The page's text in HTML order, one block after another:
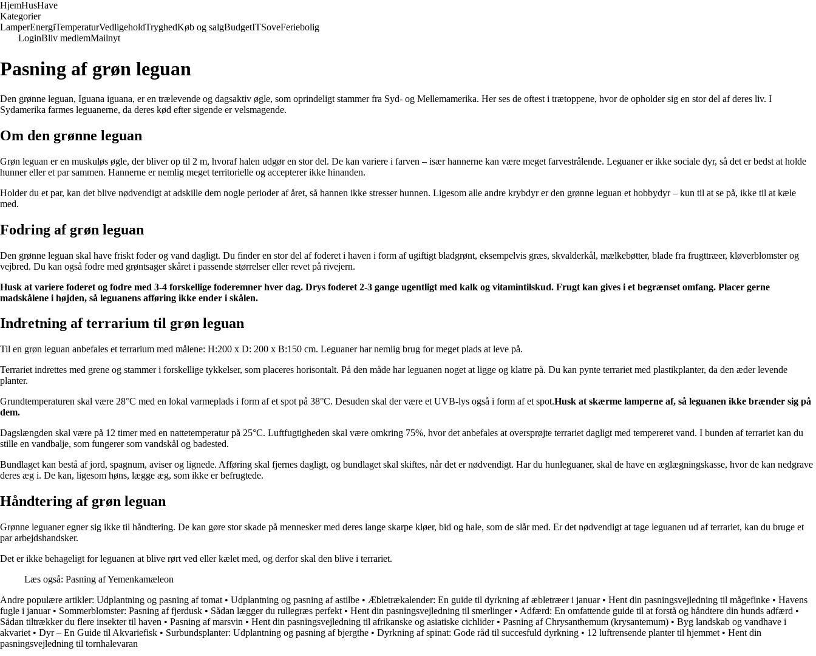
HjemHusHave
Kategorier
LamperEnergiTemperaturVedligeholdTryghedKøb og salgBudgetITSoveFeriebolig
LoginBliv medlemMailnyt
Pasning af grøn leguan
Den grønne leguan, Iguana iguana, er en trælevende og dagsaktiv øgle, som oprindeligt stammer fra Syd- og Mellemamerika. Her ses de oftest i trætoppene, hvor de opholder sig en stor del af deres liv. I
Sydamerika farmes leguanerne, da deres kød efter sigende er velsmagende.
Om den grønne leguan
Grøn leguan er en muskuløs øgle, der bliver op til 2 m, hvoraf halen udgør en stor del. De kan variere i farven – især hannerne kan være meget farvestrålende. Leguaner er ikke sociale dyr, så det er bedst at holde
hunner eller et par sammen. Hannerne er nemlig meget territorielle og accepterer ikke hinanden.
Holder du et par, kan det blive nødvendigt at adskille dem nogle perioder af året, så hannen ikke stresser hunnen. Ligesom alle andre krybdyr er den grønne leguan et hobbydyr – kun til at se på, ikke til at kæle
med.
Fodring af grøn leguan
Den grønne leguan skal have friskt foder og vand dagligt. Du finder en stor del af foderet i haven i form af ugiftigt bladgrønt, eksempelvis græs, skvalderkål, mælkebøtter, blade fra frugttræer, kløverblomster og
vejbred. Du kan også fodre med grøntsager skåret i passende størrelser eller revet på rivejern.
Husk at variere foderet og fodre med 3-4 forskellige foderemner hver dag. Drys foderet 2-3 gange ugentligt med kalk og vitamintilskud. Frugt kan gives i et begrænset omfang. Placer gerne
madskålene i højden, så leguanens afføring ikke ender i skålen.
Indretning af terrarium til grøn leguan
Til en grøn leguan anbefales et terrarium med målene: H:200 x D: 200 x B:150 cm. Leguaner har nemlig brug for meget plads at leve på.
Terrariet indrettes med grene og stammer i forskellige tykkelser, som placeres horisontalt. På den måde har leguanen noget at ligge og klatre på. Du kan pynte terrariet med plastikplanter, da den æder levende
planter.
Grundtemperaturen skal være 28°C med en lokal varmeplads i form af et spot på 38°C. Desuden skal der være et UVB-lys også i form af et spot.Husk at skærme lamperne af, så leguanen ikke brænder sig på
dem.
Dagslængden skal være på 12 timer med en nattetemperatur på 25°C. Luftfugtigheden skal være omkring 75%, hvor det anbefales at oversprøjte terrariet dagligt med tempereret vand. I bunden af terrariet kan du
stille en vandbalje, som fungerer som vandskål og badested.
Bundlaget kan bestå af jord, spagnum, aviser og lignede. Afføring skal fjernes dagligt, og bundlaget skal skiftes, når det er nødvendigt. Har du hunleguaner, skal de have en æglægningskasse, hvor de kan nedgrave
deres æg i. De kan, ligesom høns, lægge æg, som ikke er befrugtede.
Håndtering af grøn leguan
Grønne leguaner egner sig ikke til håndtering. De kan gøre stor skade på mennesker med deres lange skarpe kløer, bid og hale, som de slår med. Er det nødvendigt at tage leguanen ud af terrariet, kan du bruge et
par arbejdshandsker.
Det er ikke behageligt for leguanen at blive rørt ved eller kælet med, og derfor skal den blive i terrariet.
Læs også: Pasning af Yemenkamæleon
Andre populære artikler: Udplantning og pasning af tomat • Udplantning og pasning af astilbe • Æbletrækalender: En guide til dyrkning af æbletræer i januar• Hent din pasningsvejledning til mågefinke • Havens
fugle i januar• Sommerblomster: Pasning af fjerdusk • Sådan lægger du rullegræs perfekt • Hent din pasningsvejledning til smerlinger• Adfærd: En omfattende guide til at forstå og håndtere din hunds adfærd •
Sådan tiltrækker du flere insekter til haven • Pasning af marsvin • Hent din pasningsvejledning til afrikanske og asiatiske cichlider• Pasning af Chrysanthemum (krysantemum) • Byg landskab og vandhave i
akvariet • Dyr – En Guide til Akvariefisk • Surbundsplanter: Udplantning og pasning af bjergthe • Dyrkning af spinat: Gode råd til succesfuld dyrkning • 12 luftrensende planter til hjemmet • Hent din
pasningsvejledning til tornhalevaran